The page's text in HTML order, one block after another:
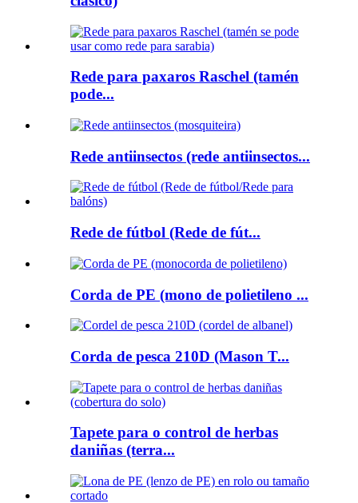
Rede para paxaros Raschel (tamén
pode...
Rede antiinsectos (rede antiinsectos...
Rede de fútbol (Rede de fút...
Corda de PE (mono de polietileno ...
Corda de pesca 210D (Mason T...
Tapete para o control de herbas
daniñas (terra...